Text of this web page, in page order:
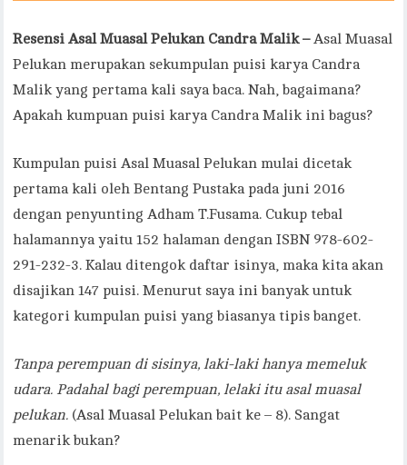
Resensi Asal Muasal Pelukan Candra Malik –Asal Muasal
Pelukan merupakan sekumpulan puisi karya Candra
Malik yang pertama kali saya baca. Nah, bagaimana?
Apakah kumpuan puisi karya Candra Malik ini bagus?
Kumpulan puisi Asal Muasal Pelukan mulai dicetak
pertama kali oleh Bentang Pustaka pada juni 2016
dengan penyunting Adham T.Fusama. Cukup tebal
halamannya yaitu 152 halaman dengan ISBN 978-602-
291-232-3. Kalau ditengok daftar isinya, maka kita akan
disajikan 147 puisi. Menurut saya ini banyak untuk
kategori kumpulan puisi yang biasanya tipis banget.
Tanpa perempuan di sisinya, laki-laki hanya memeluk
udara. Padahal bagi perempuan, lelaki itu asal muasal
pelukan. (Asal Muasal Pelukan bait ke – 8). Sangat
menarik bukan?